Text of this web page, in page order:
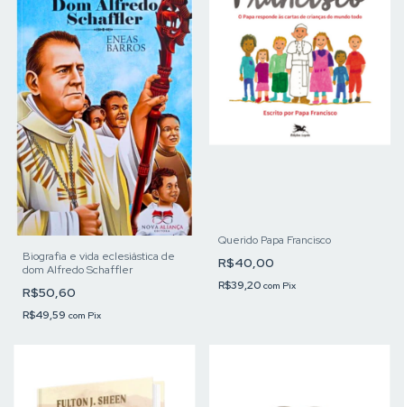
Biografia e vida eclesiástica de
dom Alfredo Schaffler
R$50,60
R$49,59 com Pix
Querido Papa Francisco
R$40,00
R$39,20 com Pix